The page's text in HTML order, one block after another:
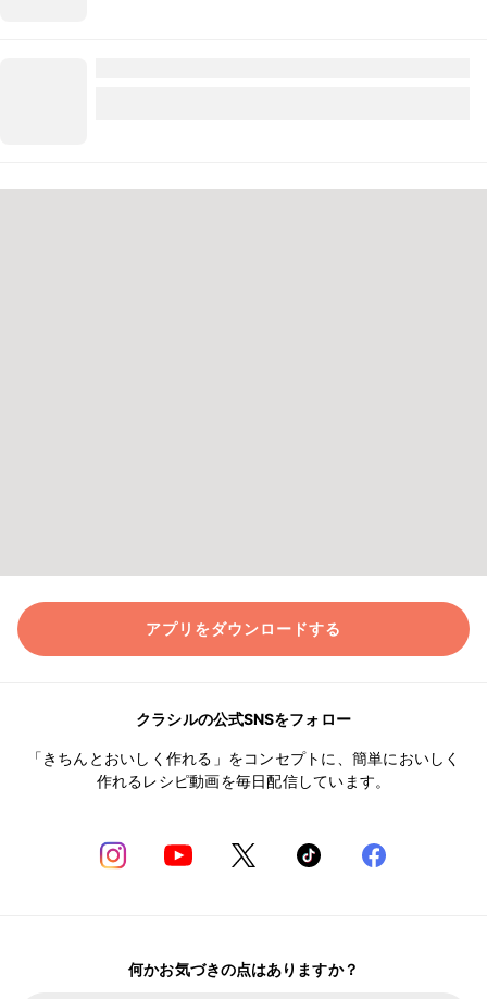
アプリをダウンロードする
クラシルの公式SNSをフォロー
「きちんとおいしく作れる」をコンセプトに、簡単においしく
作れるレシピ動画を毎日配信しています。
何かお気づきの点はありますか？